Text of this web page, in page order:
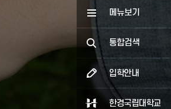
메뉴보기
통합검색
입학안내
한경국립대학교